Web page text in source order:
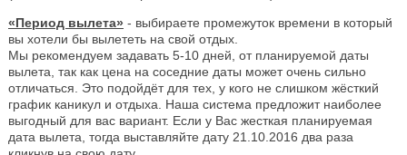
«Период вылета» - выбираете промежуток времени в который
вы хотели бы вылететь на свой отдых.
Мы рекомендуем задавать 5-10 дней, от планируемой даты
вылета, так как цена на соседние даты может очень сильно
отличаться. Это подойдёт для тех, у кого не слишком жёсткий
график каникул и отдыха. Наша система предложит наиболее
выгодный для вас вариант. Если у Вас жесткая планируемая
дата вылета, тогда выставляйте дату 21.10.2016 два раза